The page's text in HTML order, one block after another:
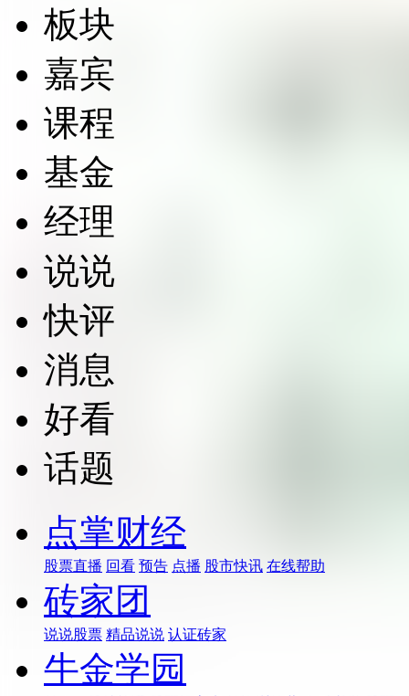
板块
嘉宾
课程
基金
经理
说说
快评
消息
好看
话题
点掌财经
股票直播 回看 预告 点播 股市快讯 在线帮助
砖家团
说说股票 精品说说 认证砖家
牛金学园